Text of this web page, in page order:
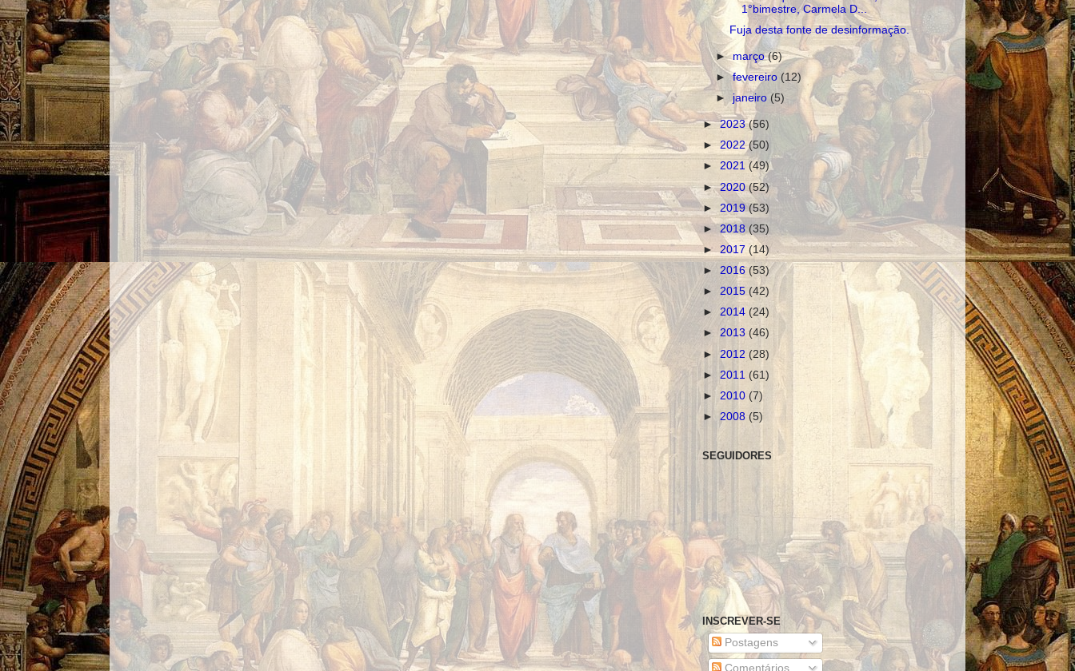
1°bimestre, Carmela D...
Fuja desta fonte de desinformação.
►março(6)
►fevereiro(12)
►janeiro(5)
►2023(56)
►2022(50)
► 2021 (49)
►2020(52)
► 2019 (53)
► 2018 (35)
► 2017 (14)
► 2016 (53)
► 2015 (42)
► 2014 (24)
► 2013 (46)
► 2012 (28)
► 2011 (61)
► 2010 (7)
► 2008 (5)
SEGUIDORES
INSCREVER-SE
Postagens
Comentários